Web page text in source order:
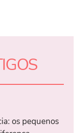
os pequenos